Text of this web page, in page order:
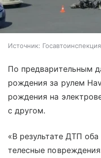
Источник:
По предварительным
рождения за рулем
рождения на
с другом.
«В результате ДТП
телесные